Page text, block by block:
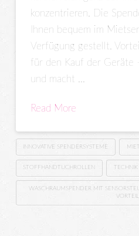
konzentrieren. Die
Ihnen bequem im
Verfügung gestellt.
für den Kauf der Geräte
und macht …
Read More
INNOVATIVE SPENDERSYSTEME
STOFFHANDTUCHROLLEN
WASCHRAUMSPENDER MIT